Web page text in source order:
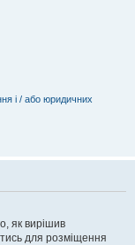
і / або юридичних
як вирішив
для розміщення